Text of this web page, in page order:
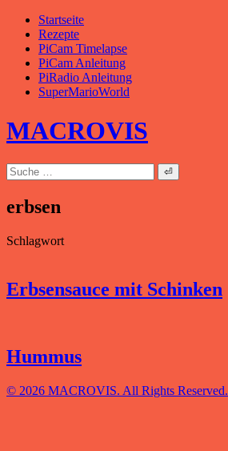
Zum
Inhalt
springen
Startseite
Rezepte
PiCam Timelapse
PiCam Anleitung
PiRadio Anleitung
SuperMarioWorld
MACROVIS
Suche
nach:
erbsen
Schlagwort
Erbsensauce mit Schinken
Hummus
© 2026 MACROVIS. All Rights Reserved.